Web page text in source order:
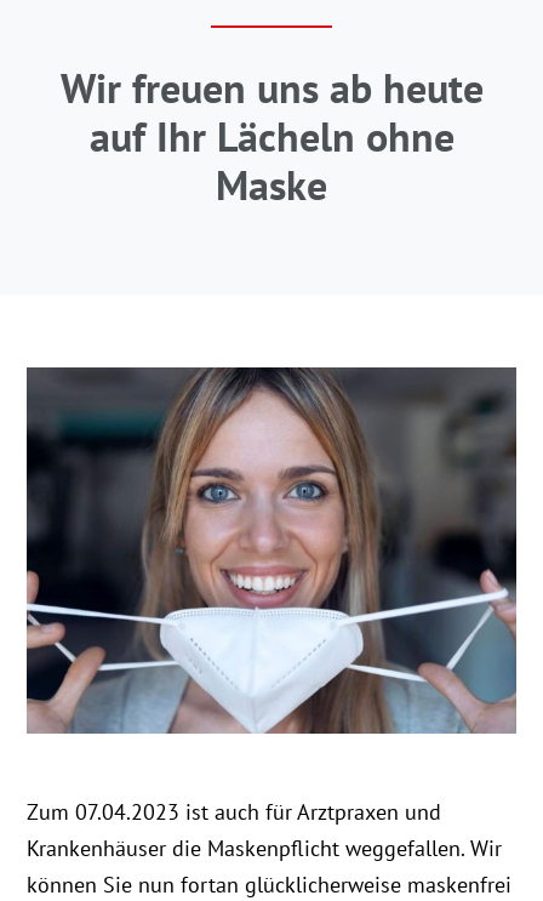
Wir freuen uns ab heute
auf Ihr Lächeln ohne
Maske
Zum 07.04.2023 ist auch für Arztpraxen und
Krankenhäuser die Maskenpflicht weggefallen. Wir
können Sie nun fortan glücklicherweise maskenfrei